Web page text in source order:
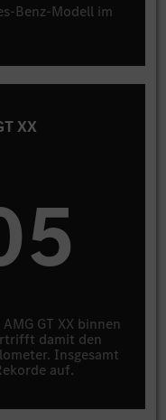
XX
damit den
Insgesamt
auf.